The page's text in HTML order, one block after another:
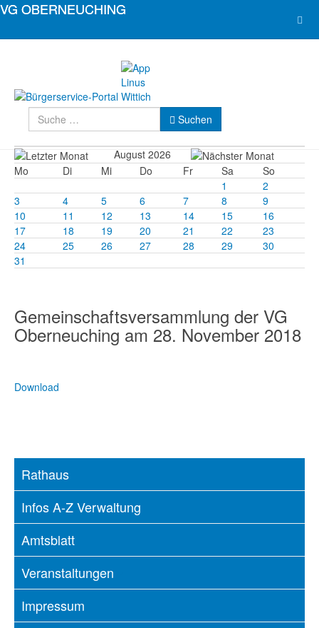
Suchen Suchen
August 2026
Mo
Di Mi Do Fr Sa
So
1
2
3
4 5 6 7 8
9
10
11 12 13 14 15
16
17
18 19 20 21 22
23
24
25 26 27 28 29
30
31
Gemeinschaftsversammlung der VG
Oberneuching am 28. November 2018
Download
Rathaus
Infos A-Z Verwaltung
Amtsblatt
Veranstaltungen
Impressum